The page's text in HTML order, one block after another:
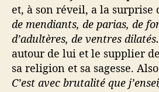
et, à son réveil, a la surprise
de mendiants, de parias, de
d’adultères, de ventres
autour de lui et le supplier
sa religion et sa sagesse.
C’est avec brutalité que